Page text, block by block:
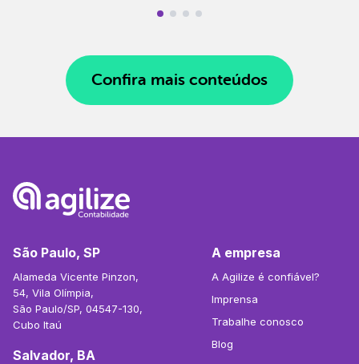
Confira mais conteúdos
São Paulo, SP
Alameda Vicente Pinzon,
54, Vila Olímpia,
São Paulo/SP, 04547-130,
Cubo Itaú
Salvador, BA
A empresa
A Agilize é confiável?
Imprensa
Trabalhe conosco
Blog